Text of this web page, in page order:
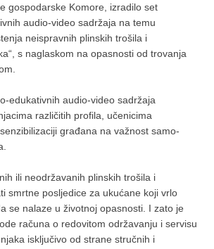
gospodarske Komore, izradilo set
audio-video sadržaja na temu
neispravnih plinskih trošila i
s naglaskom na opasnosti od trovanja
edukativnih audio-video sadržaja
različitih profila, učenicima
građana na važnost samo-
ili neodržavanih plinskih trošila i
smrtne posljedice za ukućane koji vrlo
se nalaze u životnoj opasnosti. I zato je
računa o redovitom održavanju i servisu
isključivo od strane stručnih i